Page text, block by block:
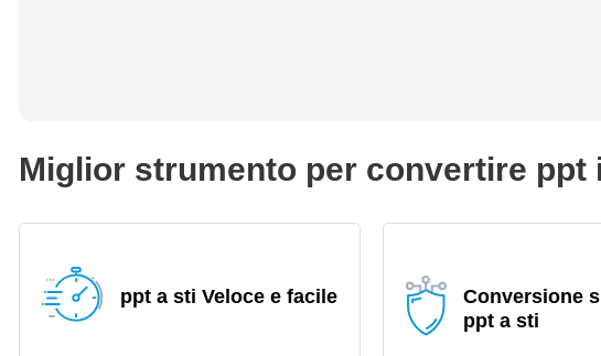
Miglior strumento per convertire ppt
ppt a sti Veloce e facile
Conversione
ppt a sti